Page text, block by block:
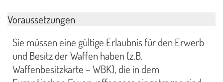
Voraussetzungen
Sie müssen eine gültige Erlaubnis für den Erwerb
und Besitz der Waffen haben (z.B.
Waffenbesitzkarte – WBK), die in dem